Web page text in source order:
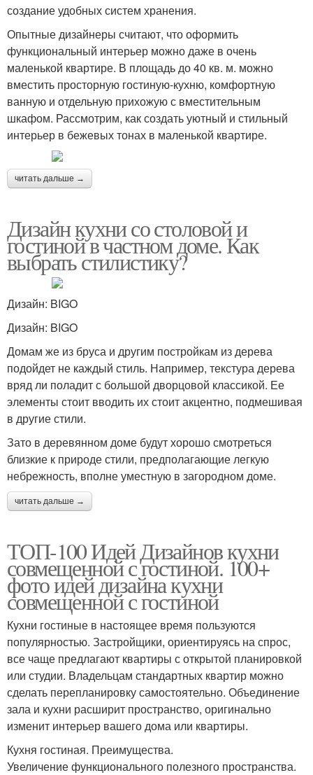
создание удобных систем хранения.
Опытные дизайнеры считают, что оформить
функциональный интерьер можно даже в очень
маленькой квартире. В площадь до 40 кв. м. можно
вместить просторную гостиную-кухню, комфортную
ванную и отдельную прихожую с вместительным
шкафом. Рассмотрим, как создать уютный и стильный
интерьер в бежевых тонах в маленькой квартире.
читать дальше →
Дизайн кухни со столовой и
гостиной в частном доме. Как
выбрать стилистику?
Дизайн: BIGO
Дизайн: BIGO
Домам же из бруса и другим постройкам из дерева
подойдет не каждый стиль. Например, текстура дерева
вряд ли поладит с большой дворцовой классикой. Ее
элементы стоит вводить их стоит акцентно, подмешивая
в другие стили.
Зато в деревянном доме будут хорошо смотреться
близкие к природе стили, предполагающие легкую
небрежность, вполне уместную в загородном доме.
читать дальше →
ТОП-100 Идей Дизайнов кухни
совмещенной с гостиной. 100+
фото идей дизайна кухни
совмещенной с гостиной
Кухни гостиные в настоящее время пользуются
популярностью. Застройщики, ориентируясь на спрос,
все чаще предлагают квартиры с открытой планировкой
или студии. Владельцам стандартных квартир можно
сделать перепланировку самостоятельно. Объединение
зала и кухни расширит пространство, оригинально
изменит интерьер вашего дома или квартиры.
Кухня гостиная. Преимущества.
Увеличение функционального полезного пространства.